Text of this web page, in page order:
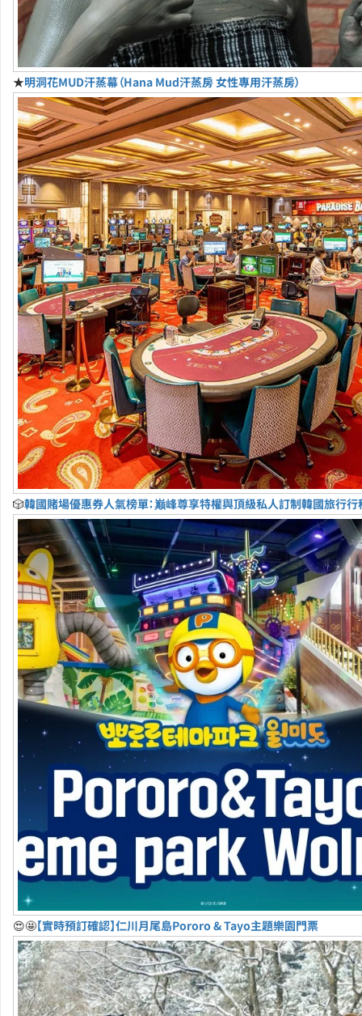
★明洞花MUD汗蒸幕（Hana Mud汗蒸房 女性專用汗蒸房）
🎲韓國賭場優惠券人氣榜單：巅峰尊享特權與頂級私人訂制韓國旅行行
😍🤩【實時預訂確認】仁川月尾島Pororo & Tayo主題樂園門票